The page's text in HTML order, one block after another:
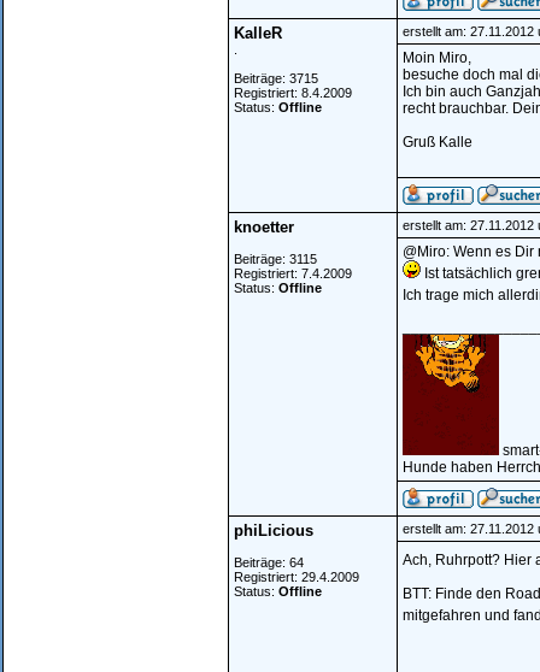
KalleR
Beiträge: 3715
Registriert: 8.4.2009
Status: Offline
erstellt am: 27.11.2012
Moin Miro,
besuche doch mal
Ich bin auch
recht brauchbar.
Gruß Kalle
knoetter
Beiträge: 3115
Registriert: 7.4.2009
Status: Offline
erstellt am: 27.11.2012
@Miro: Wenn es
Ist tatsächlich
Ich trage mich
Hunde haben
phiLicious
Beiträge: 64
Registriert: 29.4.2009
Status: Offline
erstellt am: 27.11.2012
Ach, Ruhrpott? Hier
BTT: Finde den
mitgefahren und